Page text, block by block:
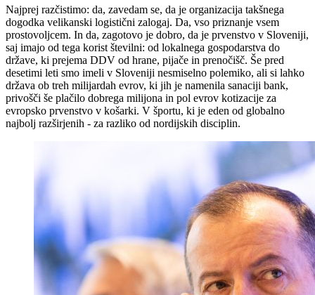
Najprej razčistimo: da, zavedam se, da je organizacija takšnega
dogodka velikanski logistični zalogaj. Da, vso priznanje vsem
prostovoljcem. In da, zagotovo je dobro, da je prvenstvo v Sloveniji,
saj imajo od tega korist številni: od lokalnega gospodarstva do
države, ki prejema DDV od hrane, pijače in prenočišč. Še pred
desetimi leti smo imeli v Sloveniji nesmiselno polemiko, ali si lahko
država ob treh milijardah evrov, ki jih je namenila sanaciji bank,
privošči še plačilo dobrega milijona in pol evrov kotizacije za
evropsko prvenstvo v košarki. V športu, ki je eden od globalno
najbolj razširjenih - za razliko od nordijskih disciplin.